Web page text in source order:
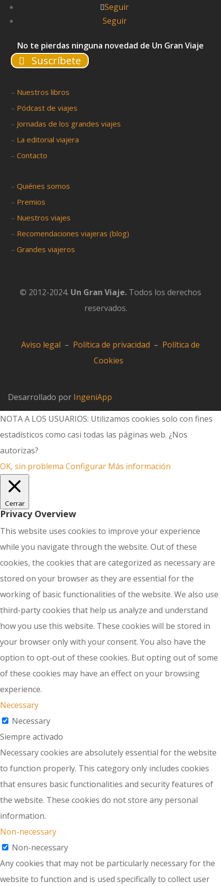
Seguir
Seguir
No te pierdas ninguna novedad de Un Gran Viaje
Suscríbete
– Nuestros libros
– Pódcast de viajes
– Jornadas de los grandes viajes
– La editorial viajera
–Contacto
–Quiénes somos
– Premios
– Nuestros viajes
– Recomendaciones viajeras (blog)
–Grandes viajeros
© 2012-2024. Un Gran Viaje. Todos los derechos
reservados.
Aviso legal – Política de privacidad – Política de
Cookies
Desarrollado por IngeniApp
NOTA A LOS USUARIOS: Utilizamos cookies solo con fines
estadísticos como casi todas las páginas web. ¿Nos
autorizas?
OK, sin problema Configurar Más información
Cerrar
Privacy Overview
This website uses cookies to improve your experience
while you navigate through the website. Out of these
cookies, the cookies that are categorized as necessary are
stored on your browser as they are essential for the
working of basic functionalities of the website. We also use
third-party cookies that help us analyze and understand
how you use this website. These cookies will be stored in
your browser only with your consent. You also have the
option to opt-out of these cookies. But opting out of some
of these cookies may have an effect on your browsing
experience.
Necessary
Necessary
Siempre activado
Necessary cookies are absolutely essential for the website
to function properly. This category only includes cookies
that ensures basic functionalities and security features of
the website. These cookies do not store any personal
information.
Non-necessary
Non-necessary
Any cookies that may not be particularly necessary for the
website to function and is used specifically to collect user